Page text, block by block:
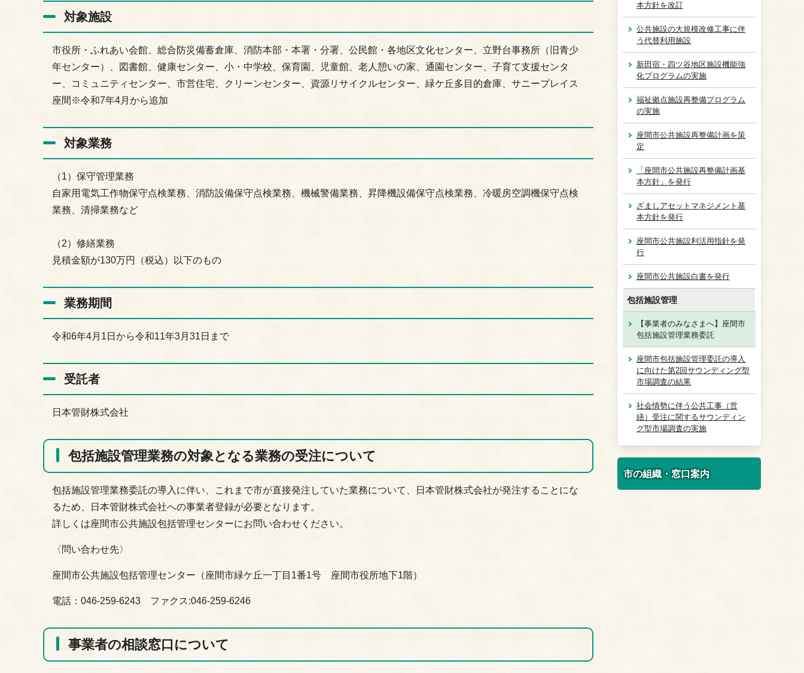
対象施設
市役所・ふれあい会館、総合防災備蓄倉庫、消防本部・本署・分署、公民館・各地区文化センター、立野台事務所（旧青少
年センター）、図書館、健康センター、小・中学校、保育園、児童館、老人憩いの家、通園センター、子育て支援センタ
ー、コミュニティセンター、市営住宅、クリーンセンター、資源リサイクルセンター、緑ケ丘多目的倉庫、サニープレイス
座間※令和7年4月から追加
対象業務
（1）保守管理業務
自家用電気工作物保守点検業務、消防設備保守点検業務、機械警備業務、昇降機設備保守点検業務、冷暖房空調機保守点検
業務、清掃業務など
（2）修繕業務
見積金額が130万円（税込）以下のもの
業務期間
令和6年4月1日から令和11年3月31日まで
受託者
日本管財株式会社
包括施設管理業務の対象となる業務の受注について
包括施設管理業務委託の導入に伴い、これまで市が直接発注していた業務について、日本管財株式会社が発注することにな
るため、日本管財株式会社への事業者登録が必要となります。
詳しくは座間市公共施設包括管理センターにお問い合わせください。
〈問い合わせ先〉
座間市公共施設包括管理センター（座間市緑ケ丘一丁目1番1号 座間市役所地下1階）
電話：046-259-6243 ファクス:046-259-6246
事業者の相談窓口について
本方針を改訂
公共施設の大規模改修工事に伴
う代替利用施設
新田宿・四ツ谷地区施設機能強
化プログラムの実施
福祉拠点施設再整備プログラム
の実施
座間市公共施設再整備計画を策
定
「座間市公共施設再整備計画基
本方針」を発行
ざましアセットマネジメント基
本方針を発行
座間市公共施設利活用指針を発
行
座間市公共施設白書を発行
包括施設管理
【事業者のみなさまへ】座間市
包括施設管理業務委託
座間市包括施設管理委託の導入
に向けた第2回サウンディング型
市場調査の結果
社会情勢に伴う公共工事（営
繕）受注に関するサウンディン
グ型市場調査の実施
市の組織・窓口案内